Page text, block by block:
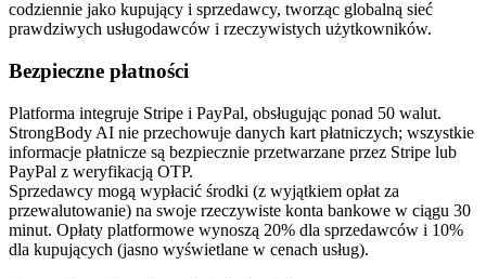
codziennie jako kupujący i sprzedawcy, tworząc globalną sieć
prawdziwych usługodawców i rzeczywistych użytkowników.
Bezpieczne płatności
Platforma integruje Stripe i PayPal, obsługując ponad 50 walut.
StrongBody AI nie przechowuje danych kart płatniczych; wszystkie
informacje płatnicze są bezpiecznie przetwarzane przez Stripe lub
PayPal z weryfikacją OTP.
Sprzedawcy mogą wypłacić środki (z wyjątkiem opłat za
przewalutowanie) na swoje rzeczywiste konta bankowe w ciągu 30
minut. Opłaty platformowe wynoszą 20% dla sprzedawców i 10%
dla kupujących (jasno wyświetlane w cenach usług).